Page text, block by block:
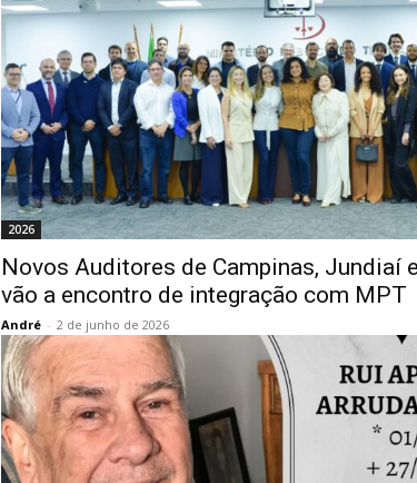
2026
Novos Auditores de Campinas, Jundiaí
vão a encontro de integração com MPT
André - 2 de junho de 2026